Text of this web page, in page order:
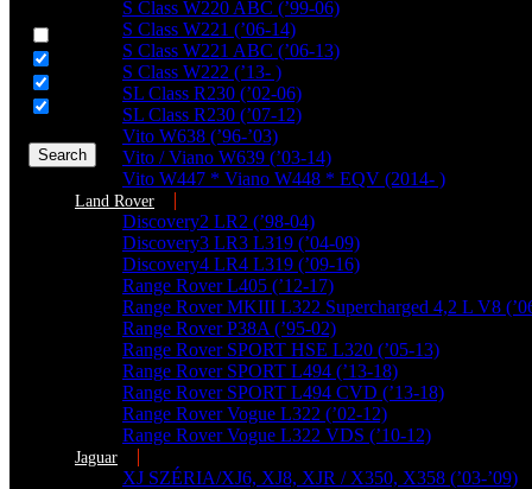
Generic filters
Hidden label
Hidden label
Hidden label
Hidden label
Search
S Class W220 ABC (’99-06)
S Class W221 (’06-14)
S Class W221 ABC (’06-13)
S Class W222 (’13- )
SL Class R230 (’02-06)
SL Class R230 (’07-12)
Vito W638 (’96-’03)
Vito / Viano W639 (’03-14)
Vito W447 * Viano W448 * EQV (2014- )
Land Rover
Discovery2 LR2 (’98-04)
Discovery3 LR3 L319 (’04-09)
Discovery4 LR4 L319 (’09-16)
Range Rover L405 (’12-17)
Range Rover MKIII L322 Supercharged 4,2 L V8
Range Rover P38A (’95-02)
Range Rover SPORT HSE L320 (’05-13)
Range Rover SPORT L494 (’13-18)
Range Rover SPORT L494 CVD (’13-18)
Range Rover Vogue L322 (’02-12)
Range Rover Vogue L322 VDS (’10-12)
Jaguar
XJ SZÉRIA/XJ6, XJ8, XJR / X350, X358 (’03-’09)